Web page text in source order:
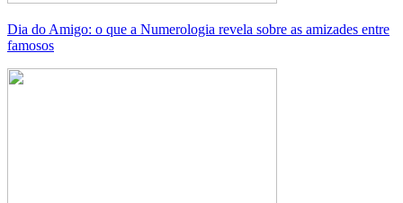
Dia do Amigo: o que a Numerologia revela sobre as amizades entre
famosos